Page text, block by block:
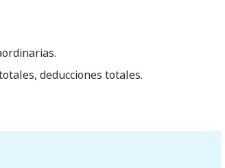
deducciones totales.